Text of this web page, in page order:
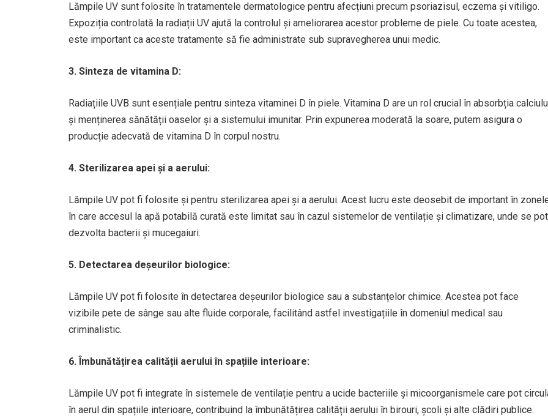
Lămpile UV sunt folosite în tratamentele dermatologice pentru afecțiuni precum psoriazisul, eczema și vitiligo.
Expoziția controlată la radiații UV ajută la controlul și ameliorarea acestor probleme de piele. Cu toate acestea,
este important ca aceste tratamente să fie administrate sub supravegherea unui medic.
3. Sinteza de vitamina D:
Radiațiile UVB sunt esențiale pentru sinteza vitaminei D în piele. Vitamina D are un rol crucial în absorbția
și menținerea sănătății oaselor și a sistemului imunitar. Prin expunerea moderată la soare, putem asigura o
producție adecvată de vitamina D în corpul nostru.
4. Sterilizarea apei și a aerului:
Lămpile UV pot fi folosite și pentru sterilizarea apei și a aerului. Acest lucru este deosebit de important în
în care accesul la apă potabilă curată este limitat sau în cazul sistemelor de ventilație și climatizare, unde se pot
dezvolta bacterii și mucegaiuri.
5. Detectarea deșeurilor biologice:
Lămpile UV pot fi folosite în detectarea deșeurilor biologice sau a substanțelor chimice. Acestea pot face
vizibile pete de sânge sau alte fluide corporale, facilitând astfel investigațiile în domeniul medical sau
criminalistic.
6. Îmbunătățirea calității aerului în spațiile interioare:
Lămpile UV pot fi integrate în sistemele de ventilație pentru a ucide bacteriile și micoorganismele care pot
în aerul din spațiile interioare, contribuind la îmbunătățirea calității aerului în birouri, școli și alte clădiri publice.